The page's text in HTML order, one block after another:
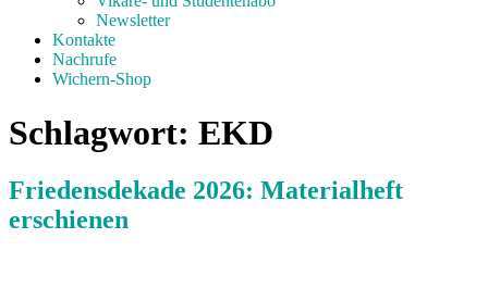
Newsletter
Kontakte
Nachrufe
Wichern-Shop
Schlagwort: EKD
Friedensdekade 2026: Materialheft
erschienen